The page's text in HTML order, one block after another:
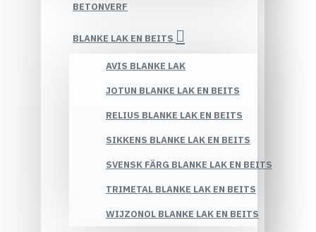
BETONVERF
BLANKE LAK EN BEITS
AVIS BLANKE LAK
JOTUN BLANKE LAK EN BEITS
RELIUS BLANKE LAK EN BEITS
SIKKENS BLANKE LAK EN BEITS
SVENSK FÄRG BLANKE LAK EN BEITS
TRIMETAL BLANKE LAK EN BEITS
WIJZONOL BLANKE LAK EN BEITS